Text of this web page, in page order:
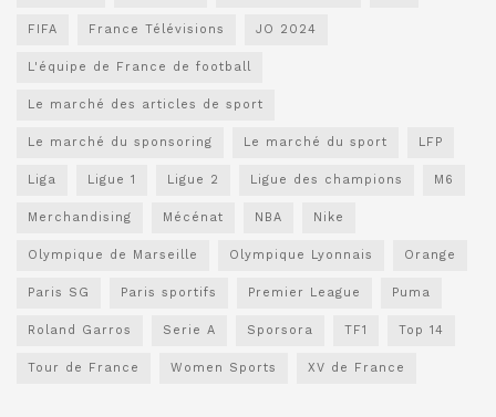
FIFA France Télévisions JO 2024
L'équipe de France de football
Le marché des articles de sport
Le marché du sponsoring Le marché du sport LFP
Liga Ligue 1 Ligue 2 Ligue des champions M6
Merchandising Mécénat NBA Nike
Olympique de Marseille Olympique Lyonnais Orange
Paris SG Paris sportifs Premier League Puma
Roland Garros Serie A Sporsora TF1 Top 14
Tour de France Women Sports XV de France